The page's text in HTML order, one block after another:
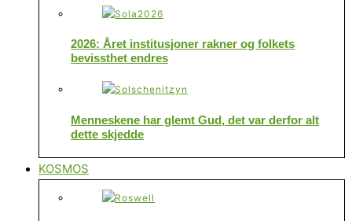
2026: Året institusjoner rakner og folkets
bevissthet endres
Menneskene har glemt Gud, det var derfor alt
dette skjedde
KOSMOS